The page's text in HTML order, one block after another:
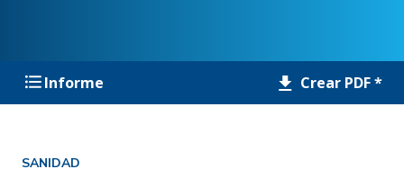
Informe Crear PDF *
SANIDAD